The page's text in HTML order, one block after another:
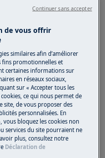
après-vente
en verre de la
recommandons de
de maintenance.
d’utiliser le
n’est pas
de vous offrir
similaires afin d’améliorer
fins promotionnelles et
certaines informations sur
en réseaux sociaux,
sur « Accepter tous les
ce qui nous permet de
site, de vous proposer des
personnalisées. En
vous bloquez les cookies non
services du site pourraient ne
plus, consultez notre
Déclaration de
Continuer sans accepter